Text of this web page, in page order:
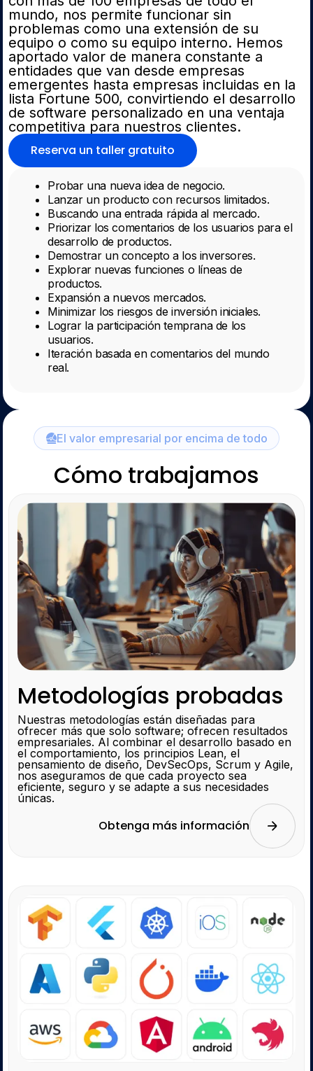
mundo, nos permite funcionar sin
problemas como una extensión de su
equipo o como su equipo interno. Hemos
aportado valor de manera constante a
entidades que van desde empresas
emergentes hasta empresas incluidas en la
lista Fortune 500, convirtiendo el desarrollo
de software personalizado en una ventaja
competitiva para nuestros clientes.
Reserva un taller gratuito
Probar una nueva idea de negocio.
Lanzar un producto con recursos limitados.
Buscando una entrada rápida al mercado.
Priorizar los comentarios de los usuarios para el
desarrollo de productos.
Demostrar un concepto a los inversores.
Explorar nuevas funciones o líneas de
productos.
Expansión a nuevos mercados.
Minimizar los riesgos de inversión iniciales.
Lograr la participación temprana de los
usuarios.
Iteración basada en comentarios del mundo
real.
El valor empresarial por encima de todo
Cómo trabajamos
Metodologías probadas
Nuestras metodologías están diseñadas para
ofrecer más que solo software; ofrecen resultados
empresariales. Al combinar el desarrollo basado en
el comportamiento, los principios Lean, el
pensamiento de diseño, DevSecOps, Scrum y Agile,
nos aseguramos de que cada proyecto sea
eficiente, seguro y se adapte a sus necesidades
únicas.
Obtenga más información